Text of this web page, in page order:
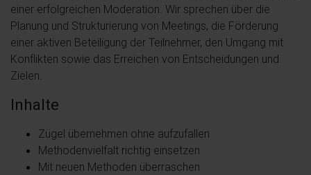
einer erfolgreichen Moderation. Wir sprechen über die
Planung und Strukturierung von Meetings, die Förderung
einer aktiven Beteiligung der Teilnehmer, den Umgang mit
Konflikten sowie das Erreichen von Entscheidungen und
Zielen.
Inhalte
Zügel übernehmen ohne aufzufallen
Methodenvielfalt richtig einsetzen
Mit neuen Methoden überraschen